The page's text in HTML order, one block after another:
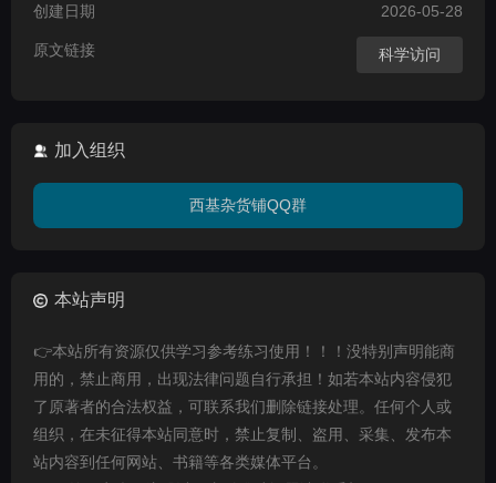
创建日期 2026-05-28
原文链接 科学访问
加入组织
西基杂货铺QQ群
本站声明
👉本站所有资源仅供学习参考练习使用！！！没特别声明能商
用的，禁止商用，出现法律问题自行承担！如若本站内容侵犯
了原著者的合法权益，可联系我们删除链接处理。任何个人或
组织，在未征得本站同意时，禁止复制、盗用、采集、发布本
站内容到任何网站、书籍等各类媒体平台。